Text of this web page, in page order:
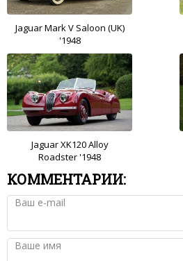
Jaguar Mark V Saloon (UK)
'1948
Jaguar XK120 Alloy
Roadster '1948
КОММЕНТАРИИ:
Ваш e-mail
Ваше имя